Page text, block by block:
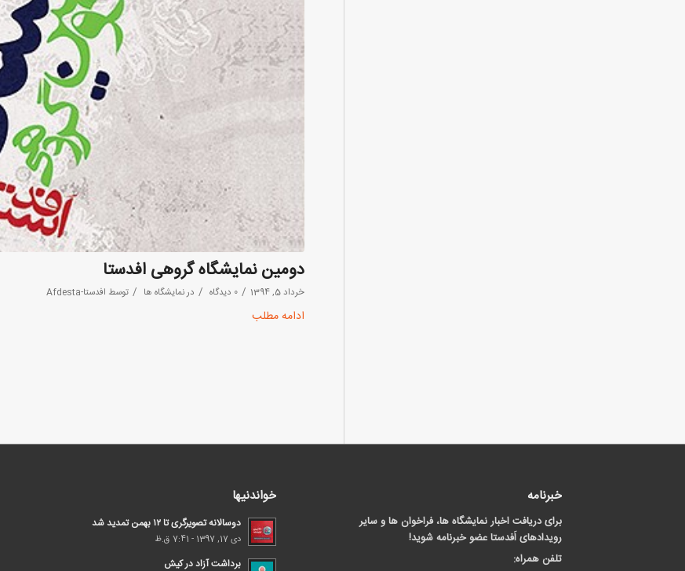
دومین نمایشگاه گروهی افدستا
خرداد 5, 1394 / 0 دیدگاه / درنمایشگاه ها / توسط افدستا-Afdesta
ادامه مطلب
خبرنامه
برای دریافت اخبار نمایشگاه ها، فراخوان ها و سایر
رویدادهای اَفدستا عضو خبرنامه شوید!
تلفن همراه:
خواندنیها
دوسالانه تصویرگری تا ۱۲ بهمن تمدید شد
دی 17, 1397 - 7:41 ق.ظ
برداشت آزاد در کیش